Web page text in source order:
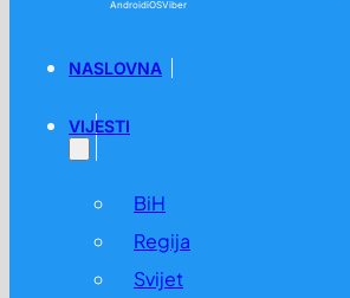
AndroidiOSViber
NASLOVNA
VIJESTI
BiH
Regija
Svijet